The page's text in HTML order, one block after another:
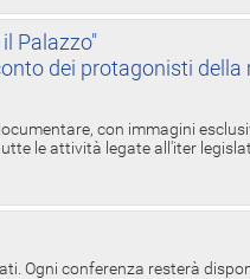
Palazzo"
dei protagonisti della
con immagini
le attività legate all'iter
Ogni conferenza resterà